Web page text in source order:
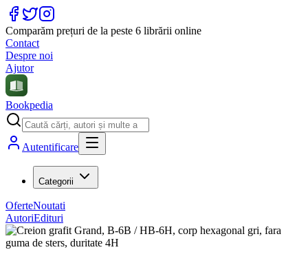
Comparăm prețuri de la peste 6 librării online
Contact
Despre noi
Ajutor
Bookpedia
Autentificare
Categorii
OferteNoutati
AutoriEdituri